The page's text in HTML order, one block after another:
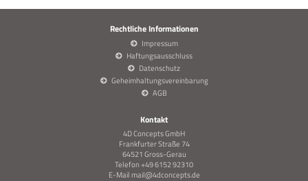
Rechtliche Informationen
Impressum
Haftungsausschluss
Datenschutz
Geheimhaltungsvereinbarung
AGB
Kontakt
4D Concepts GmbH
Frankfurter Straße 74
64521 Gross-Gerau
Telefon +49 6152 92310
E-Mailmail@4dconcepts.de